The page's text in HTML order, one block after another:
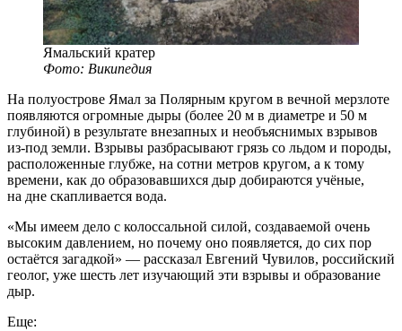
Ямальский кратер
Фото: Википедия
На полуострове Ямал за Полярным кругом в вечной мерзлоте
появляются огромные дыры (более 20 м в диаметре и 50 м
глубиной) в результате внезапных и необъяснимых взрывов
из-под земли. Взрывы разбрасывают грязь со льдом и породы,
расположенные глубже, на сотни метров кругом, а к тому
времени, как до образовавшихся дыр добираются учёные,
на дне скапливается вода.
«Мы имеем дело с колоссальной силой, создаваемой очень
высоким давлением, но почему оно появляется, до сих пор
остаётся загадкой» — рассказал Евгений Чувилов, российский
геолог, уже шесть лет изучающий эти взрывы и образование
дыр.
Еще: